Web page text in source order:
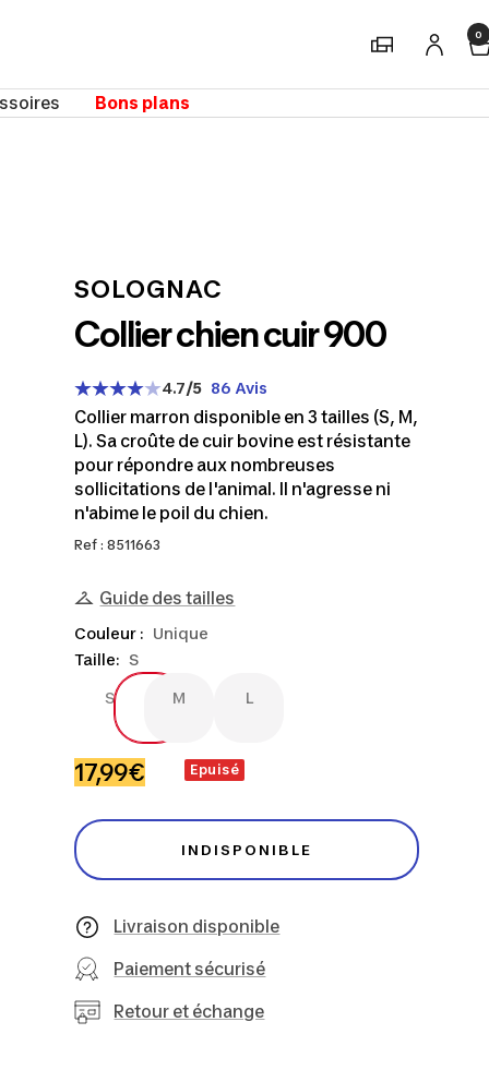
Magasins 0
Bons plans
SOLOGNAC
Collier chien cuir 900
4.7/5 86 Avis
Collier marron disponible en 3 tailles (S, M,
L). Sa croûte de cuir bovine est résistante
pour répondre aux nombreuses
sollicitations de l'animal. Il n'agresse ni
n'abime le poil du chien.
Ref : 8511663
Guide des tailles
Taille: S
S
S M
M LL
Couleur : Unique
Prix
de
vente
17,99€ Epuisé
INDISPONIBLE
Livraison disponible
Paiement sécurisé
Retour et échange